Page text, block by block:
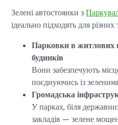
Зелені автостоянки з
ідеально підходять для різних
Парковки в житлових
будинків
Вони забезпечують
поєднуючись із
Громадська
У парках, біля
закладів — зелене